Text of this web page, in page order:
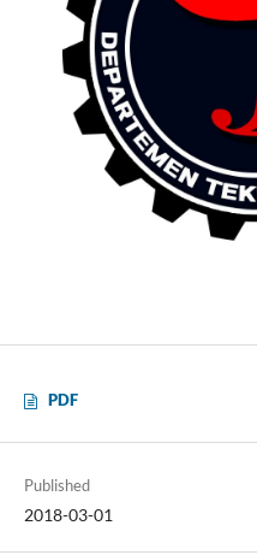
PDF
Published
2018-03-01